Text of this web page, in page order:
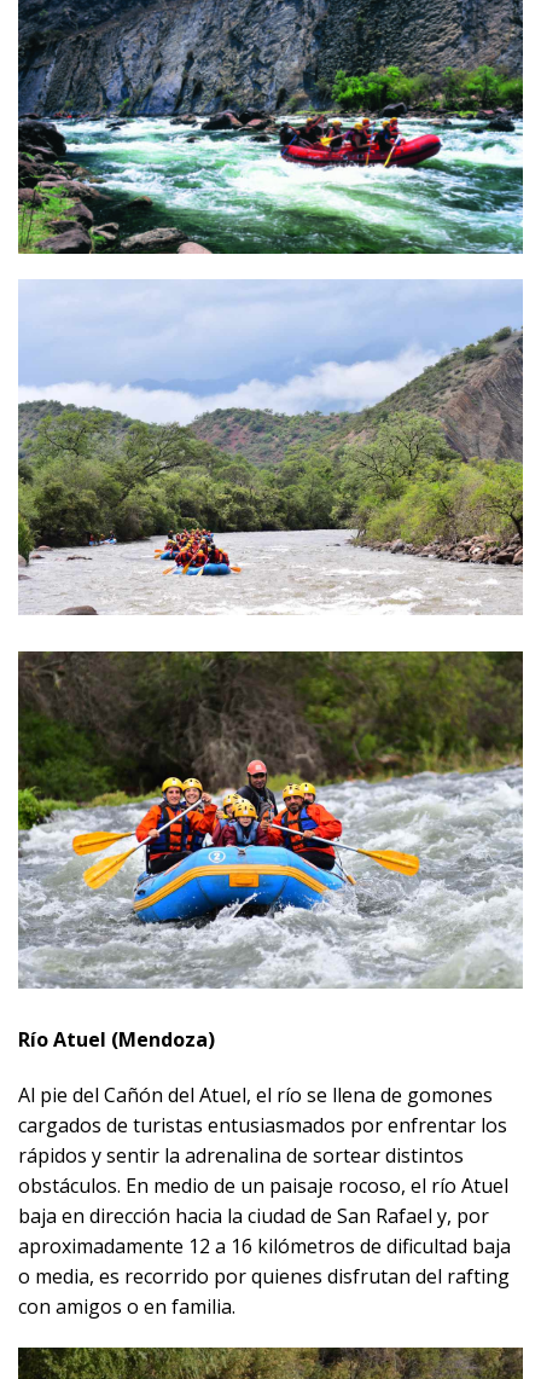
Río Atuel (Mendoza)
Al pie del Cañón del Atuel, el río se llena de gomones
cargados de turistas entusiasmados por enfrentar los
rápidos y sentir la adrenalina de sortear distintos
obstáculos. En medio de un paisaje rocoso, el río Atuel
baja en dirección hacia la ciudad de San Rafael y, por
aproximadamente 12 a 16 kilómetros de dificultad baja
o media, es recorrido por quienes disfrutan del rafting
con amigos o en familia.